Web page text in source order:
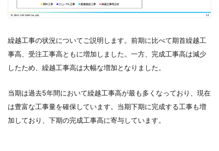
繰越工事の状況についてご説明します。前期に比べて期首繰越工
事高、受注工事高ともに増加しました。一方、完成工事高は減少
したため、繰越工事高は大幅な増加となりました。
当期は過去5年間において繰越工事高が最も多くなっており、現在
は豊富な工事量を確保しています。当期下期に完成する工事も増
加しており、下期の完成工事高に寄与しています。